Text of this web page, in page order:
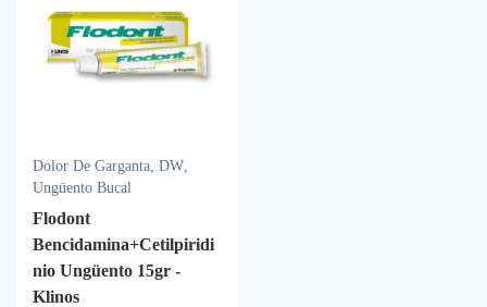
Dolor De Garganta, DW,
Ungüento Bucal
Flodont
Bencidamina+Cetilpiridi
nio Ungüento 15gr -
Klinos